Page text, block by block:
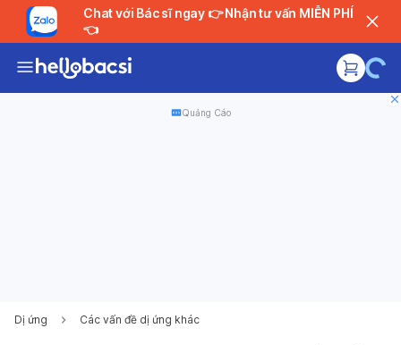
Chat với Bác sĩ ngay 👉 Nhận tư vấn MIỄN PHÍ
👈
Quảng Cáo
Dị ứng Các vấn đề dị ứng khác